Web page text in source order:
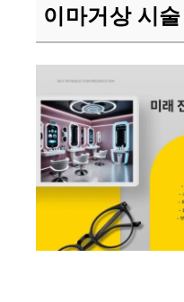
이마거상 시